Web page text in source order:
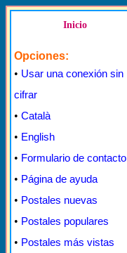
Inicio
Opciones:
• Usar una conexión sin
cifrar
• Català
• English
• Formulario de contacto
• Página de ayuda
• Postales nuevas
• Postales populares
• Postales más vistas